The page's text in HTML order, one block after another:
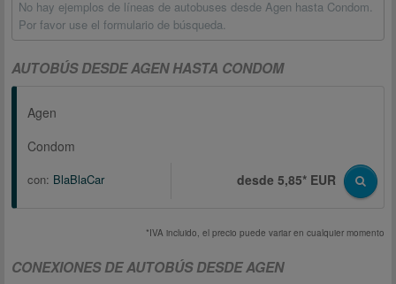
No hay ejemplos de líneas de autobuses desde Agen hasta Condom.
Por favor use el formulario de búsqueda.
AUTOBÚS DESDE AGEN HASTA CONDOM
Agen
Condom
con: BlaBlaCar desde 5,85* EUR
*IVA incluido, el precio puede variar en cualquier momento
CONEXIONES DE AUTOBÚS DESDE AGEN